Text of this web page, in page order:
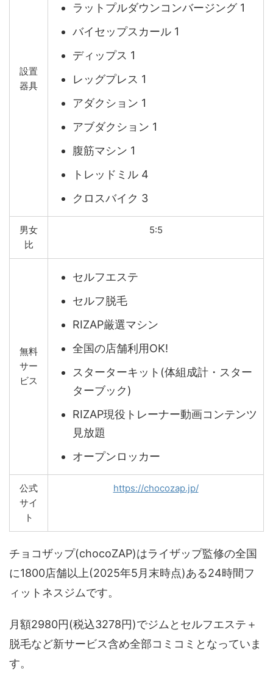
設置
器具
ラットプルダウンコンバージング 1
バイセップスカール 1
ディップス 1
レッグプレス 1
アダクション 1
アブダクション 1
腹筋マシン 1
トレッドミル 4
クロスバイク 3
男女
比
5:5
無料
サー
ビス
セルフエステ
セルフ脱毛
RIZAP厳選マシン
全国の店舗利用OK!
スターターキット(体組成計・スター
ターブック)
RIZAP現役トレーナー動画コンテンツ
見放題
オープンロッカー
公式
サイ
ト
https://chocozap.jp/
チョコザップ(chocoZAP)はライザップ監修の全国
に1800店舗以上(2025年5月末時点)ある24時間フ
ィットネスジムです。
月額2980円(税込3278円)でジムとセルフエステ＋
脱毛など新サービス含め全部コミコミとなっていま
す。